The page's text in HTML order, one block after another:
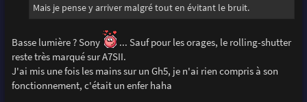
Mais je pense y arriver malgré tout en évitant le bruit.
Basse lumière ? Sony
... Sauf pour les orages, le rolling-shutter
reste très marqué sur A7SII.
J'ai mis une fois les mains sur un Gh5, je n'ai rien compris à son
fonctionnement, c'était un enfer haha